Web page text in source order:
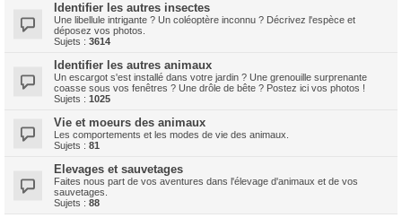
Identifier les autres insectes
Une libellule intrigante ? Un coléoptère inconnu ? Décrivez l'espèce et
déposez vos photos.
Sujets : 3614
Identifier les autres animaux
Un escargot s'est installé dans votre jardin ? Une grenouille surprenante
coasse sous vos fenêtres ? Une drôle de bête ? Postez ici vos photos !
Sujets : 1025
Vie et moeurs des animaux
Les comportements et les modes de vie des animaux.
Sujets : 81
Elevages et sauvetages
Faites nous part de vos aventures dans l'élevage d'animaux et de vos
sauvetages.
Sujets : 88